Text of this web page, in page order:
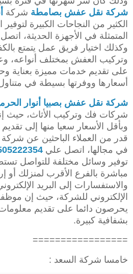
شركة نقل عفش بصامطة شركة
الكثير من النجاحات الكبيرة لتوفير
المتمثلة في الأجهزة الحديثة،
وكذلك اختيار فريق عمل يتمتع
وتركيب العفش بمختلف أنواعه،
على تقديم خدمات مميزة بعناية
أسعارها ووفرتها بسيطة في
شركة نقل عفش بصبيا أنوار
شركات فك وتركيب الأثاث، حيث
وبأقل الأسعار سعيا منها إلى
قدر من العملاء الباحثين عن
في مجالها، اتصل علي
توفير وسائل مختلفة للتواصل
مباشرة بالفرع الأقرب لمنزلك أو
والاستفسارات إلى البريد
الإلكتروني للشركة، حيث إن
يحرصون دائما على تقديم
بشفافية كبيرة.
=================
خامسا شركة السعد :